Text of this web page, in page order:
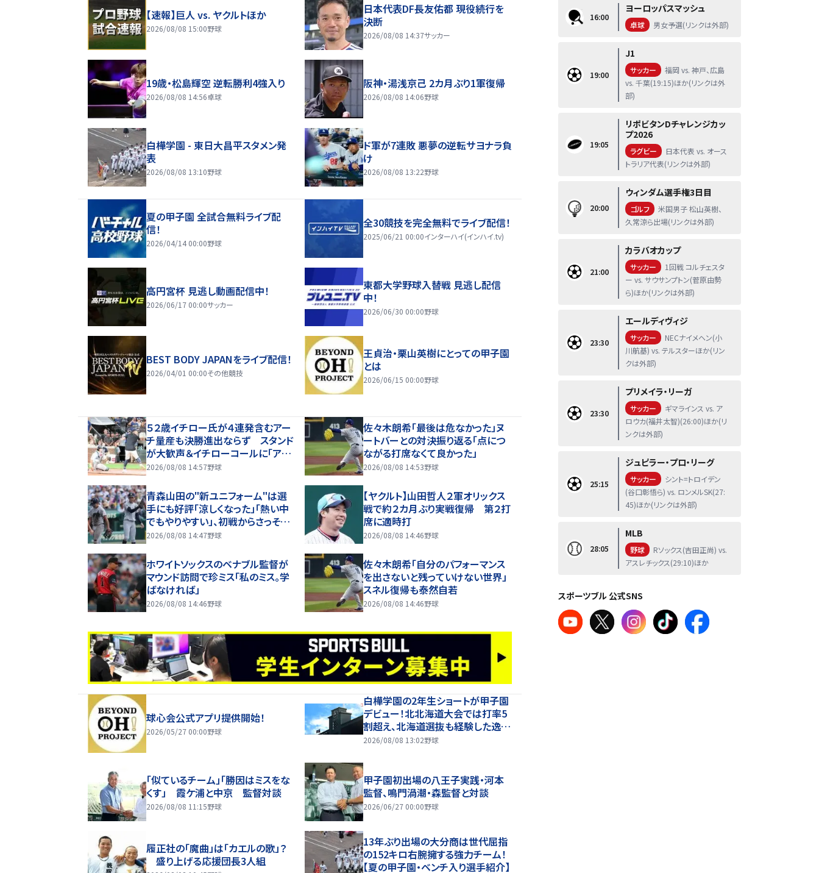
【速報】巨人 vs. ヤクルトほか
2026/08/08 15:00野球
日本代表DF長友佑都 現役続行を
決断
2026/08/08 14:37サッカー
19歳・松島輝空 逆転勝利4強入り
2026/08/08 14:56卓球
阪神・湯浅京己 2カ月ぶり1軍復帰
2026/08/08 14:06野球
白樺学園 - 東日大昌平スタメン発
表
2026/08/08 13:10野球
ド軍が7連敗 悪夢の逆転サヨナラ負
け
2026/08/08 13:22野球
夏の甲子園 全試合無料ライブ配
信！
2026/04/14 00:00野球
全30競技を完全無料でライブ配信！
2025/06/21 00:00インターハイ(インハイ.tv)
高円宮杯 見逃し動画配信中！
2026/06/17 00:00サッカー
東都大学野球入替戦 見逃し配信
中！
2026/06/30 00:00野球
BEST BODY JAPANをライブ配信！
2026/04/01 00:00その他競技
王貞治・栗山英樹にとっての甲子園
とは
2026/06/15 00:00野球
５２歳イチロー氏が４連発含むアー
チ量産も決勝進出ならず スタンド
が大歓声＆イチローコールに「アイ・
ラブ・シアトル」絶叫 マ軍ＯＢ本塁
2026/08/08 14:57野球
佐々木朗希「最後は危なかった」ヌ
ートバーとの対決振り返る「点につ
ながる打席なくて良かった」
2026/08/08 14:53野球
青森山田の"新ユニフォーム"は選
手にも好評「涼しくなった」「熱い中
でもやりやすい」、初戦からさっそく
効果を実感【26年夏甲子園】
2026/08/08 14:47野球
【ヤクルト】山田哲人２軍オリックス
戦で約２カ月ぶり実戦復帰 第２打
席に適時打
2026/08/08 14:46野球
ホワイトソックスのベナブル監督が
マウンド訪問で珍ミス「私のミス。学
ばなければ」
2026/08/08 14:46野球
佐々木朗希「自分のパフォーマンス
を出さないと残っていけない世界」
スネル復帰も泰然自若
2026/08/08 14:46野球
球心会公式アプリ提供開始！
2026/05/27 00:00野球
白樺学園の2年生ショートが甲子園
デビュー！北北海道大会では打率5
割超え、北海道選抜も経験した逸材
【26年夏甲子園】
2026/08/08 13:02野球
「似ているチーム」「勝因はミスをな
くす」 霞ケ浦と中京 監督対談
2026/08/08 11:15野球
甲子園初出場の八王子実践・河本
監督、鳴門渦潮・森監督と対談
2026/06/27 00:00野球
履正社の「魔曲」は「カエルの歌」？
盛り上げる応援団長3人組
13年ぶり出場の大分商は世代屈指
の152キロ右腕擁する強力チーム！
【夏の甲子園・ベンチ入り選手紹介】
16:00
ヨーロッパスマッシュ
卓球 男女予選(リンクは外部)
19:00
J1
サッカー
福岡 vs. 神戸、広島
vs. 千葉(19:15)ほか(リンクは外
部)
19:05
リポビタンDチャレンジカッ
プ2026
ラグビー
日本代表 vs. オース
トラリア代表(リンクは外部)
20:00
ウィンダム選手権3日目
ゴルフ
米国男子 松山英樹、
久常涼ら出場(リンクは外部)
21:00
カラバオカップ
サッカー
1回戦 コルチェスタ
ー vs. サウサンプトン(菅原由勢
ら)ほか(リンクは外部)
23:30
エールディヴィジ
サッカー
NECナイメヘン(小
川航基) vs. テルスターほか(リン
クは外部)
23:30
プリメイラ・リーガ
サッカー
ギマラインス vs. ア
ロウカ(福井太智)(26:00)ほか(リ
ンクは外部)
25:15
ジュピラー・プロ・リーグ
サッカー
シント=トロイデン
(谷口彰悟ら) vs. ロンメルSK(27:
45)ほか(リンクは外部)
28:05
MLB
野球
Rソックス(吉田正尚) vs.
アスレチックス(29:10)ほか
スポーツブル 公式SNS